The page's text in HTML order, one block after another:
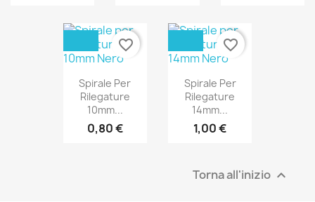
Spirale Per
Rilegature
10mm...
0,80 €
favorite_border
Spirale Per
Rilegature
14mm...
1,00 €
favorite_border
Torna all'inizio 